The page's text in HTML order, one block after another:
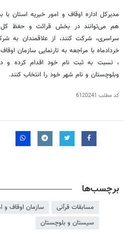
هم می‌توانند در بخش قرائت و حفظ کل
، نسبت به ثبت نام خود اقدام کرده و
وبلوچستان و نام شهر خود را انتخاب کنند.
کد مطلب 6120241
برچسب‌ها
مسابقات قرآنی
سازمان اوقاف و
سیستان و بلوچستان